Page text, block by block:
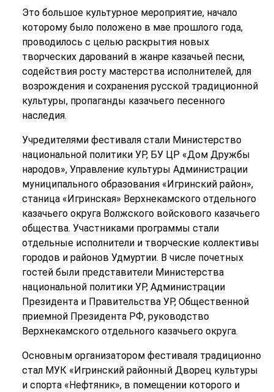
Это большое культурное мероприятие, начало
которому было положено в мае прошлого года,
проводилось с целью раскрытия новых
творческих дарований в жанре казачьей песни,
содействия росту мастерства исполнителей, для
возрождения и сохранения русской традиционной
культуры, пропаганды казачьего песенного
наследия.
Учредителями фестиваля стали Министерство
национальной политики УР, БУ ЦР «Дом Дружбы
народов», Управление культуры Администрации
муниципального образования «Игринский район»,
станица «Игринская» Верхнекамского отдельного
казачьего округа Волжского войскового казачьего
общества. Участниками программы стали
отдельные исполнители и творческие коллективы
городов и районов Удмуртии. В числе почетных
гостей были представители Министерства
национальной политики УР, Администрации
Президента и Правительства УР, Общественной
приемной Президента РФ, руководство
Верхнекамского отдельного казачьего округа.
Основным организатором фестиваля традиционно
стал МУК «Игринский районный Дворец культуры
и спорта «Нефтяник», в помещении которого и